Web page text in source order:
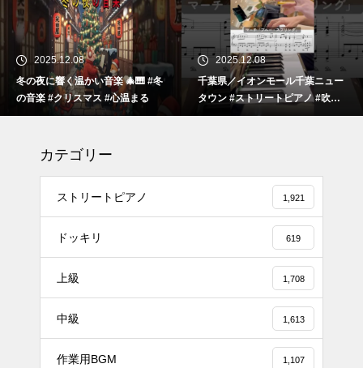
2025.12.08
冬の夜に響く温かい音楽 🎄🎹 #冬
の音楽 #クリスマス #心温まる
2025.12.08
千葉県／イオンモール千葉ニュー
タウン #ストリートピアノ #吹奏
楽
カテゴリー
ストリートピアノ 1,921
ドッキリ 619
上級 1,708
中級 1,613
作業用BGM 1,107
#tiktok #shorts #shortsdaily #sh
ortsdance #shirose #磁石 #white
jam #ピアノ初心者 #ピアノレッ